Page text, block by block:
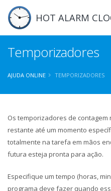
HOT ALARM
Temporizadores
AJUDA ONLINE TEMPORIZADORES
Os temporizadores de
restante até um momento
totalmente na tarefa em mãos
futura esteja pronta para ação.
Especifique um tempo (horas,
programa deve fazer quando